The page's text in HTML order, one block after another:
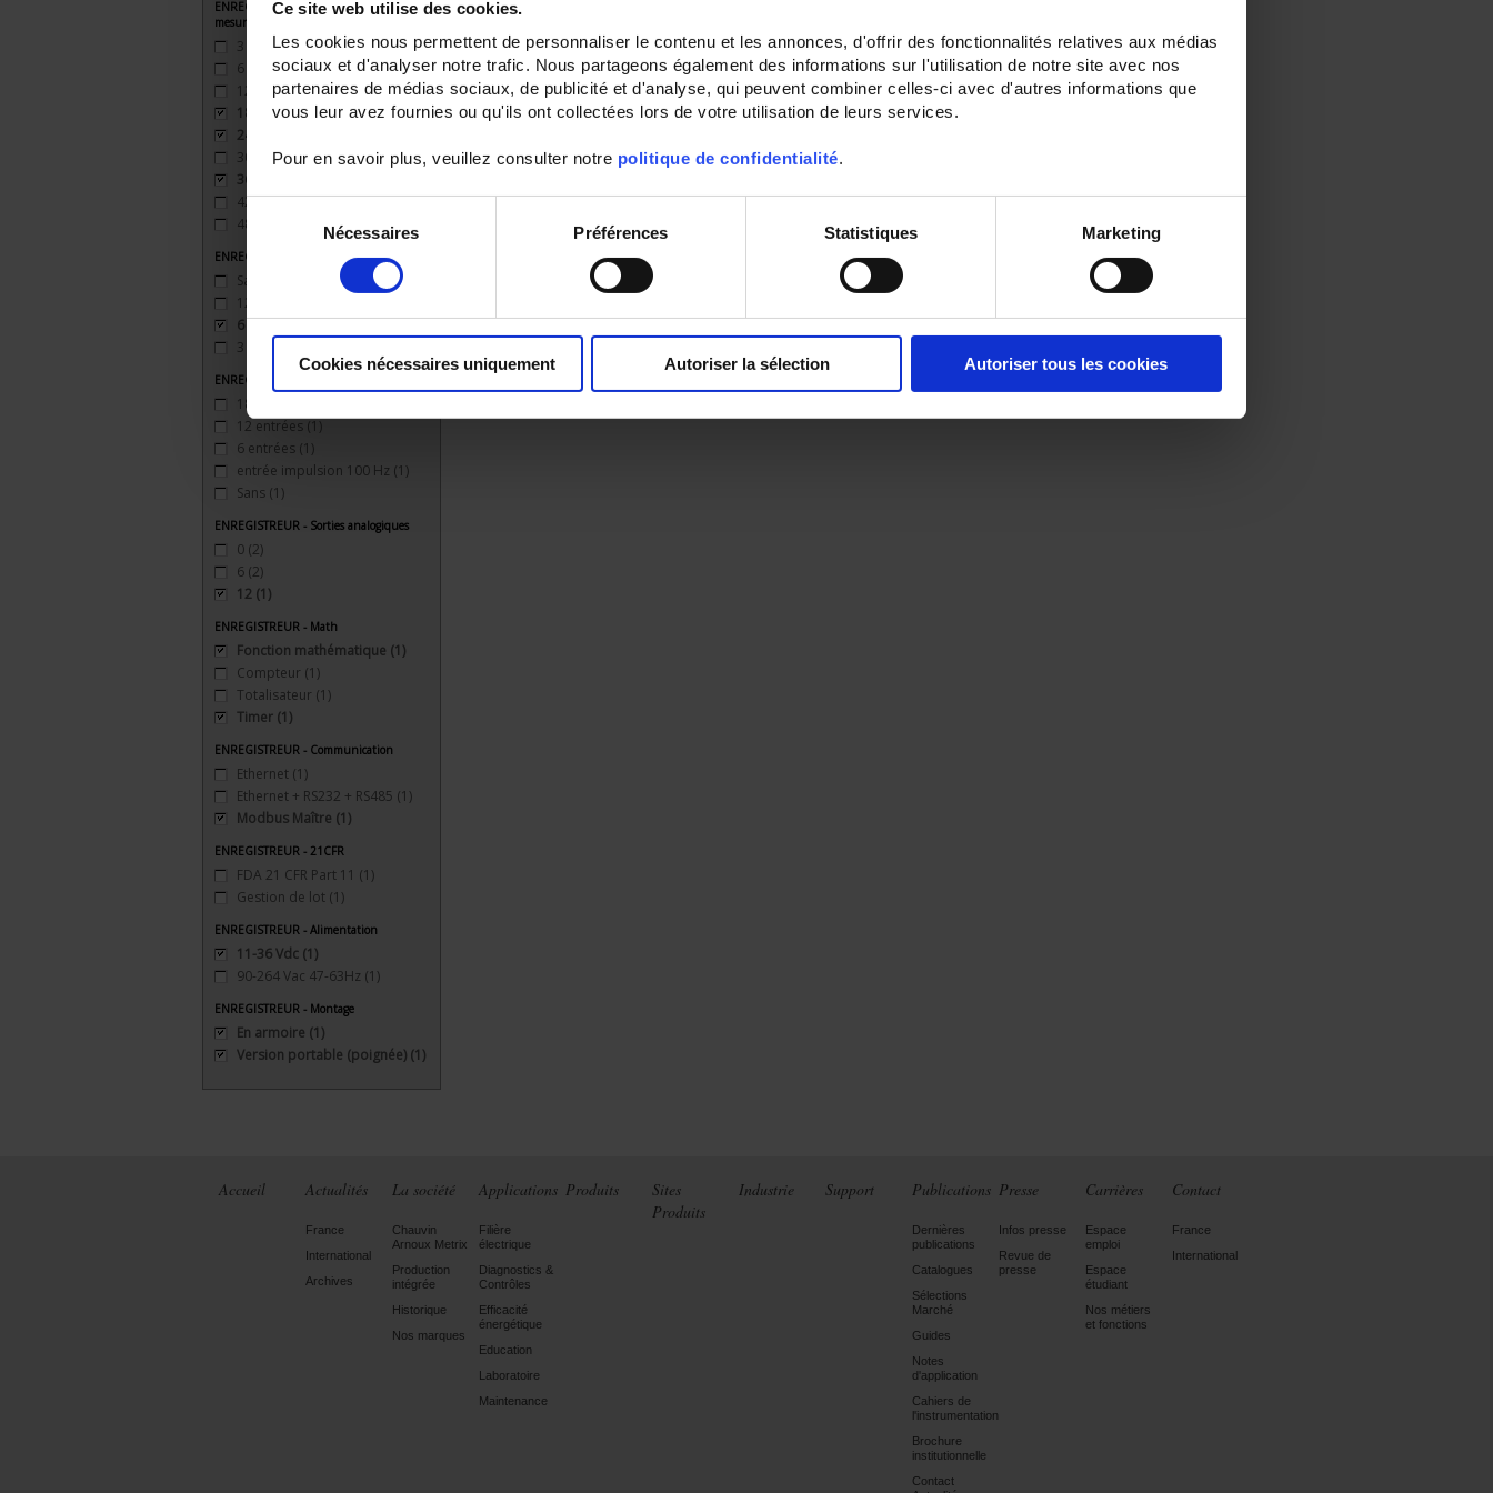
Ce site web utilise des cookies.
Les cookies nous permettent de personnaliser le contenu et les annonces, d'offrir des fonctionnalités relatives aux médias
sociaux et d'analyser notre trafic. Nous partageons également des informations sur l'utilisation de notre site avec nos
partenaires de médias sociaux, de publicité et d'analyse, qui peuvent combiner celles-ci avec d'autres informations que
vous leur avez fournies ou qu'ils ont collectées lors de votre utilisation de leurs services.
Pour en savoir plus, veuillez consulter notre politique de confidentialité.
Sélection
consentement
Nécessaires Préférences Statistiques Marketing
Cookies nécessaires uniquement Autoriser la sélection Autoriser tous les cookies
ENREGISTREUR - Nombre de voies de
mesure
3
6
12
18
24
30
36
42(1)
48
ENREGISTREUR - Sorties relais
Sans
12 sorties
6 sorties(1)
3 sorties
ENREGISTREUR - Entrées Logiques
18 entrées
12 entrées (1)
6 entrées (1)
entrée impulsion 100 Hz (1)
Sans (1)
ENREGISTREUR - Sorties analogiques
0 (2)
6 (2)
12 (1)
ENREGISTREUR - Math
Fonction mathématique (1)
Compteur (1)
Totalisateur (1)
Timer (1)
ENREGISTREUR - Communication
Ethernet (1)
Ethernet + RS232 + RS485 (1)
Modbus Maître (1)
ENREGISTREUR - 21CFR
FDA 21 CFR Part 11 (1)
Gestion de lot (1)
ENREGISTREUR - Alimentation
11-36 Vdc (1)
90-264 Vac 47-63Hz (1)
ENREGISTREUR - Montage
En armoire (1)
Version portable (poignée) (1)
Accueil Actualités
France
International
Archives
La société
Chauvin
Arnoux Metrix
Production
intégrée
Historique
Nos marques
Applications
Filière
électrique
Diagnostics &
Contrôles
Efficacité
énergétique
Education
Laboratoire
Maintenance
Produits
Sites
Produits
Industrie Support Publications
Dernières
publications
Catalogues
Sélections
Marché
Guides
Notes
d'application
Cahiers de
l'instrumentation
Brochure
institutionnelle
Contact
Presse
Infos presse
Revue de
presse
Carrières
Espace
emploi
Espace
étudiant
Nos métiers
et fonctions
Contact
France
International